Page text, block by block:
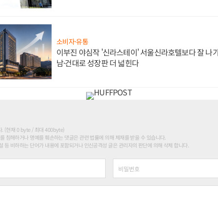
소비자·유통
이부진 야심작 '신라스테이' 서울신라호텔보다 잘 나
남·건대로 성장판 더 넓힌다
. (현재 0 byte / 최대 400byte)
침해하거나 명예를 훼손하는 댓글은 관련 법률에 의해 제재를 받을 수 있습니다.
등 비하하는 단어가 내용에 포함되거나 인신공격성 글은 관리자의 판단에 의해 삭제 합니다.